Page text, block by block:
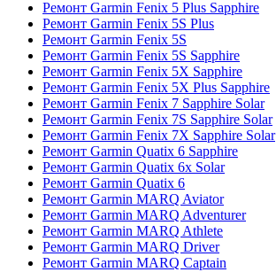
Ремонт Garmin Fenix 5 Plus Sapphire
Ремонт Garmin Fenix 5S Plus
Ремонт Garmin Fenix 5S
Ремонт Garmin Fenix 5S Sapphire
Ремонт Garmin Fenix 5X Sapphire
Ремонт Garmin Fenix 5X Plus Sapphire
Ремонт Garmin Fenix 7 Sapphire Solar
Ремонт Garmin Fenix 7S Sapphire Solar
Ремонт Garmin Fenix 7X Sapphire Solar
Ремонт Garmin Quatix 6 Sapphire
Ремонт Garmin Quatix 6x Solar
Ремонт Garmin Quatix 6
Ремонт Garmin MARQ Aviator
Ремонт Garmin MARQ Adventurer
Ремонт Garmin MARQ Athlete
Ремонт Garmin MARQ Driver
Ремонт Garmin MARQ Captain